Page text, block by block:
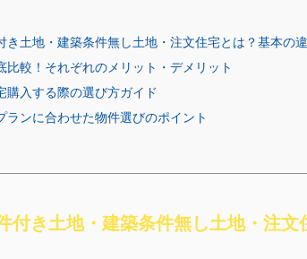
き土地・建築条件無し土地・注文住宅とは？基本の
比較！それぞれのメリット・デメリット
購入する際の選び方ガイド
ランに合わせた物件選びのポイント
付き土地・建築条件無し土地・注文